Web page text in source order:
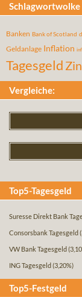
Schlagwortwolke
Banken Bank of Scotland
Geldanlage Inflation
Tagesgeld
Vergleiche:
Top5-Tagesgeld
Suresse Direkt Bank
Consorsbank Tagesgeld
VW Bank Tagesgeld
ING Tagesgeld (3,20%)
Top5-Festgeld